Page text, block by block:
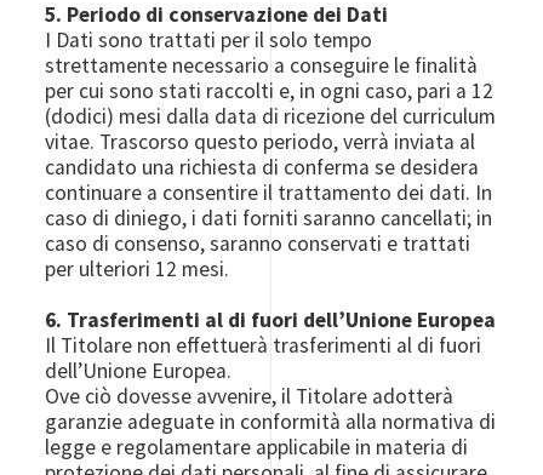
5. Periodo di conservazione dei Dati
I Dati sono trattati per il solo tempo
strettamente necessario a conseguire le finalità
per cui sono stati raccolti e, in ogni caso, pari a 12
(dodici) mesi dalla data di ricezione del curriculum
vitae. Trascorso questo periodo, verrà inviata al
candidato una richiesta di conferma se desidera
continuare a consentire il trattamento dei dati. In
caso di diniego, i dati forniti saranno cancellati; in
caso di consenso, saranno conservati e trattati
per ulteriori 12 mesi.
6. Trasferimenti al di fuori dell’Unione Europea
Il Titolare non effettuerà trasferimenti al di fuori
dell’Unione Europea.
Ove ciò dovesse avvenire, il Titolare adotterà
garanzie adeguate in conformità alla normativa di
legge e regolamentare applicabile in materia di